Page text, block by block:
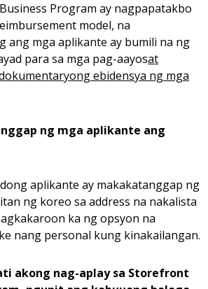
Program ay nagpapatakbo
model, na
ang mga aplikante ay bumili na ng
para sa mga pag-aayosat
ebidensya ng mga
ng mga aplikante ang
aplikante ay makakatanggap ng
ng koreo sa address na nakalista
ka ng opsyon na
nang personal kung kinakailangan.
akong nag-aplay sa Storefront